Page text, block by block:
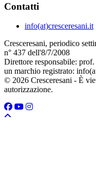
Contatti
info(at)cresceresani.it
Cresceresani, periodico
n° 437 dell'8/7/2008
Direttore responsabile:
un marchio registrato:
© 2026 Cresceresani - È
autorizzazione.